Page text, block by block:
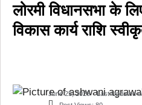
लोरमी विधानसभा के
विकास कार्य राशि
June 25, 2026 Last Updated